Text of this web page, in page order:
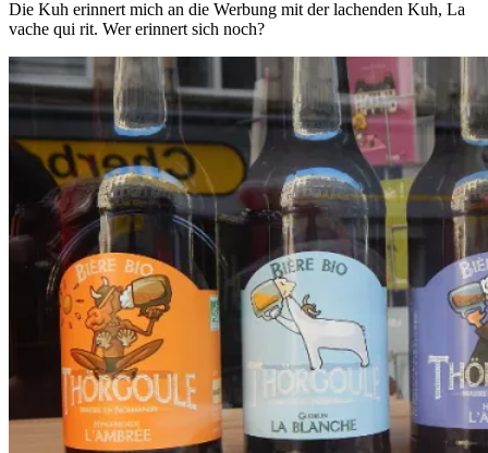
Die Kuh erinnert mich an die Werbung mit der lachenden Kuh, La
vache qui rit. Wer erinnert sich noch?